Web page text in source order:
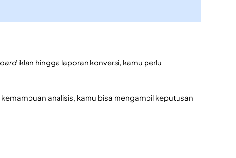
iklan hingga laporan konversi, kamu perlu
analisis, kamu bisa mengambil keputusan